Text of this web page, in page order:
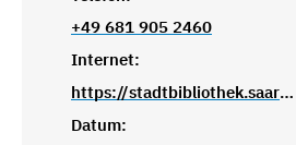
+49 681 905 2460
Internet:
https://stadtbibliothek.saarbruecken.de/standorte/kultur_und_lesetreffs/kultur_und_lesetreff_brebach
Datum: